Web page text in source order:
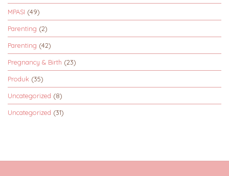
MPASI (49)
Parenting (2)
Parenting (42)
Pregnancy & Birth (23)
Produk (35)
Uncategorized (8)
Uncategorized (31)